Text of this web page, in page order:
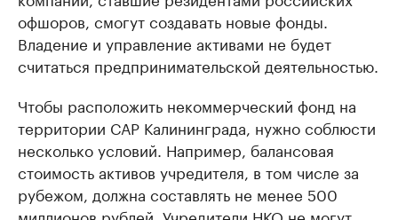
офшоров, смогут создавать новые фонды.
Владение и управление активами не будет
считаться предпринимательской деятельностью.
Чтобы расположить некоммерческий фонд на
территории САР Калининграда, нужно соблюсти
несколько условий. Например, балансовая
стоимость активов учредителя, в том числе за
рубежом, должна составлять не менее 500